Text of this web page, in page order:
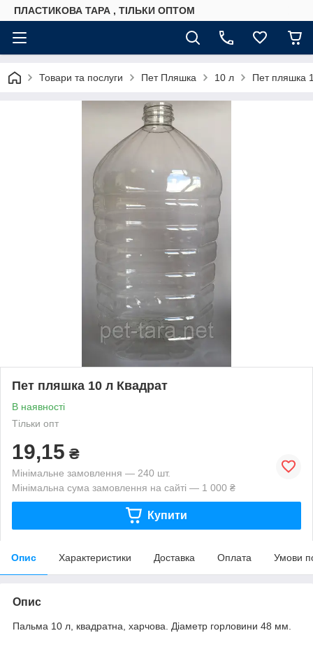
ПЛАСТИКОВА ТАРА , ТІЛЬКИ ОПТОМ
Товари та послуги Пет Пляшка 10 л Пет пляшка
Пет пляшка 10 л Квадрат
В наявності
Тільки опт
19,15 ₴
Мінімальне замовлення — 240 шт.
Мінімальна сума замовлення на сайті — 1 000 ₴
Купити
Опис Характеристики Доставка Оплата Умови
Опис
Пальма 10 л, квадратна, харчова. Діаметр горловини 48 мм.